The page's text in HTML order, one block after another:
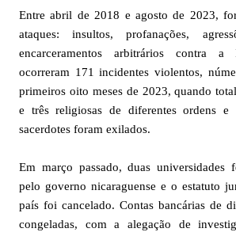
Entre abril de 2018 e agosto de 2023,
ataques: insultos, profanações,
encarceramentos arbitrários contra
ocorreram 171 incidentes violentos,
primeiros oito meses de 2023, quando
e três religiosas de diferentes ordens e
sacerdotes foram exilados.
Em março passado, duas universidades
pelo governo nicaraguense e o estatuto
país foi cancelado. Contas bancárias de
congeladas, com a alegação de